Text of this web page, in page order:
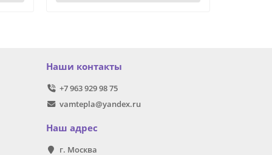
Наши контакты
+7 963 929 98 75
vamtepla@yandex.ru
Наш адрес
г. Москва